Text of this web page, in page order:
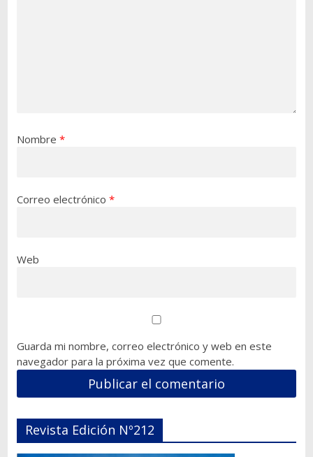
Nombre *
Correo electrónico *
Web
Guarda mi nombre, correo electrónico y web en este
navegador para la próxima vez que comente.
Revista Edición Nº212